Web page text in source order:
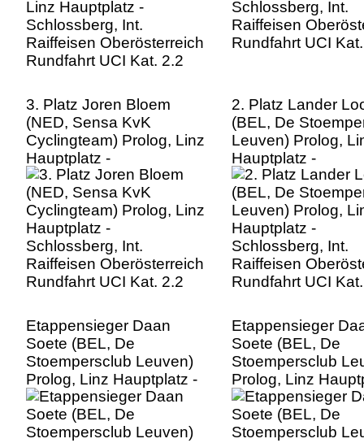
3. Platz Joren Bloem
(NED, Sensa KvK
Cyclingteam) Prolog, Linz
Hauptplatz -
Schlossberg, Int.
Raiffeisen Oberösterreich
Rundfahrt UCI Kat. 2.2
2. Platz Lander
(BEL, De
Leuven) Prolog,
Hauptplatz -
Schlossberg, Int.
Raiffeisen
Rundfahrt UCI
Etappensieger Daan
Soete (BEL, De
Stoempersclub Leuven)
Prolog, Linz Hauptplatz -
Schlossberg, Int.
Raiffeisen Oberösterreich
Rundfahrt UCI Kat. 2.2
Etappensieger
Soete (BEL, De
Stoempersclub
Prolog, Linz
Schlossberg, Int.
Raiffeisen
Rundfahrt UCI